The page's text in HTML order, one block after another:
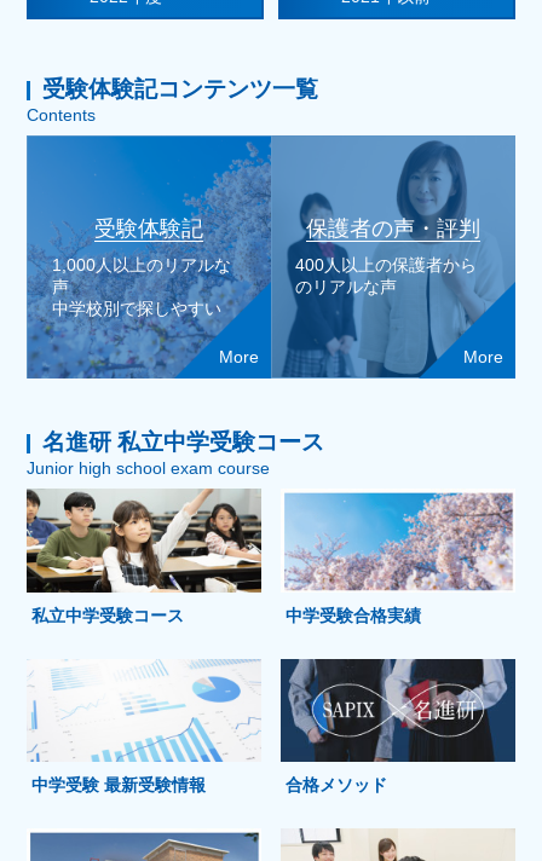
受験体験記コンテンツ一覧
Contents
受験体験記
1,000人以上のリアルな
声
中学校別で探しやすい
More
保護者の声・評判
400人以上の保護者から
のリアルな声
More
名進研 私立中学受験コース
Junior high school exam course
私立中学受験コース 中学受験合格実績
中学受験 最新受験情報 合格メソッド